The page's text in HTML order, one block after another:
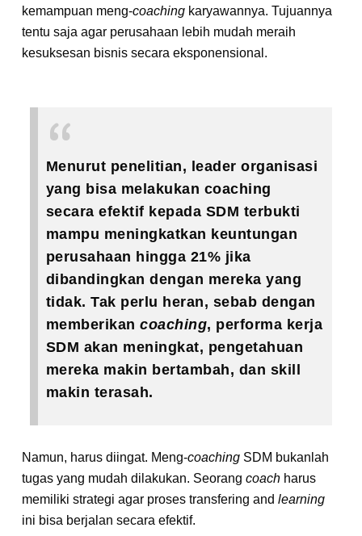
kemampuan meng-coachingkaryawannya. Tujuannya
tentu saja agar perusahaan lebih mudah meraih
kesuksesan bisnis secara eksponensional.
Menurut penelitian, leader organisasi
yang bisa melakukan coaching
secara efektif kepada SDM terbukti
mampu meningkatkan keuntungan
perusahaan hingga 21% jika
dibandingkan dengan mereka yang
tidak. Tak perlu heran, sebab dengan
memberikancoaching, performa kerja
SDM akan meningkat, pengetahuan
mereka makin bertambah, dan skill
makin terasah.
Namun, harus diingat. Meng-coachingSDM bukanlah
tugas yang mudah dilakukan. Seorang coachharus
memiliki strategi agar proses transfering and learning
ini bisa berjalan secara efektif.